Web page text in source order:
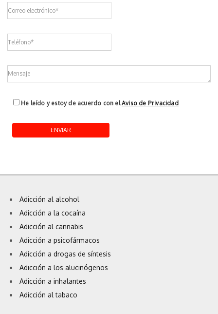
He leído y estoy de acuerdo con elAviso de Privacidad
Adicción al alcohol
Adicción a la cocaína
Adicción al cannabis
Adicción a psicofármacos
Adicción a drogas de síntesis
Adicción a los alucinógenos
Adicción a inhalantes
Adicción al tabaco